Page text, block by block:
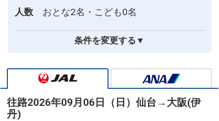
人数
おとな2名・こども0名
条件を変更する▼
往路2026年09月06日（日） 仙台 → 大阪(伊
丹)